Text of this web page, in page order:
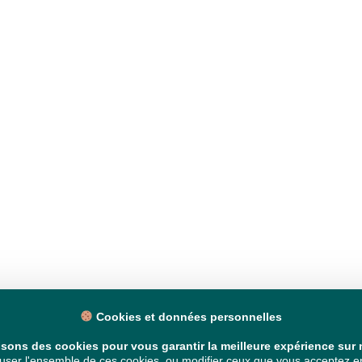
Cookies et données personnelles
des cookies pour vous garantir la meilleure expérience sur